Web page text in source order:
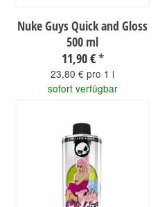
Nuke Guys Quick and Gloss
500 ml
11,90 €*
23,80 € pro 1 l
sofort verfügbar